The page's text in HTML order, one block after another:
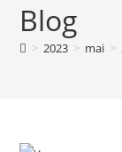
Blog
> 2023 > mai >